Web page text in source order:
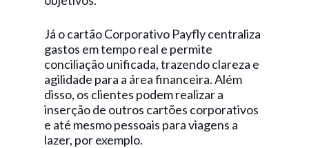
Já o cartão Corporativo Payfly centraliza
gastos em tempo real e permite
conciliação unificada, trazendo clareza e
agilidade para a área financeira. Além
disso, os clientes podem realizar a
inserção de outros cartões corporativos
e até mesmo pessoais para viagens a
lazer, por exemplo.